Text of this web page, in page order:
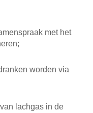
met het
worden via
lachgas in de